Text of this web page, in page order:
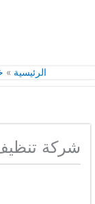
الرئيسية
شركة